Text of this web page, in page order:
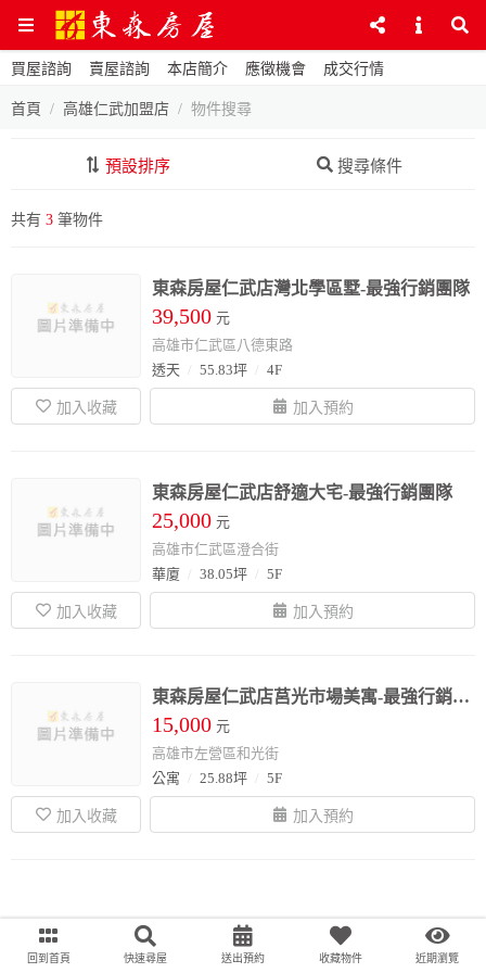
買屋諮詢 賣屋諮詢 本店簡介 應徵機會 成交行情
首頁 高雄仁武加盟店 物件搜尋
預設排序 搜尋條件
共有 3 筆物件
東森房屋仁武店灣北學區墅-最強行銷團隊
39,500 元
高雄市仁武區八德東路
透天
55.83坪 4F
東森房屋仁武店舒適大宅-最強行銷團隊
25,000 元
高雄市仁武區澄合街
華廈
38.05坪 5F
東森房屋仁武店莒光市場美寓-最強行銷團隊
15,000 元
高雄市左營區和光街
公寓
25.88坪 5F
回到首頁 快速尋屋 送出預約 收藏物件 近期瀏覽